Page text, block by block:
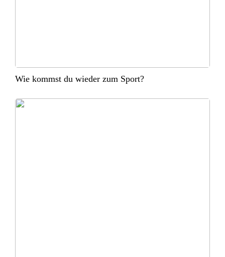
Wie kommst du wieder zum Sport?